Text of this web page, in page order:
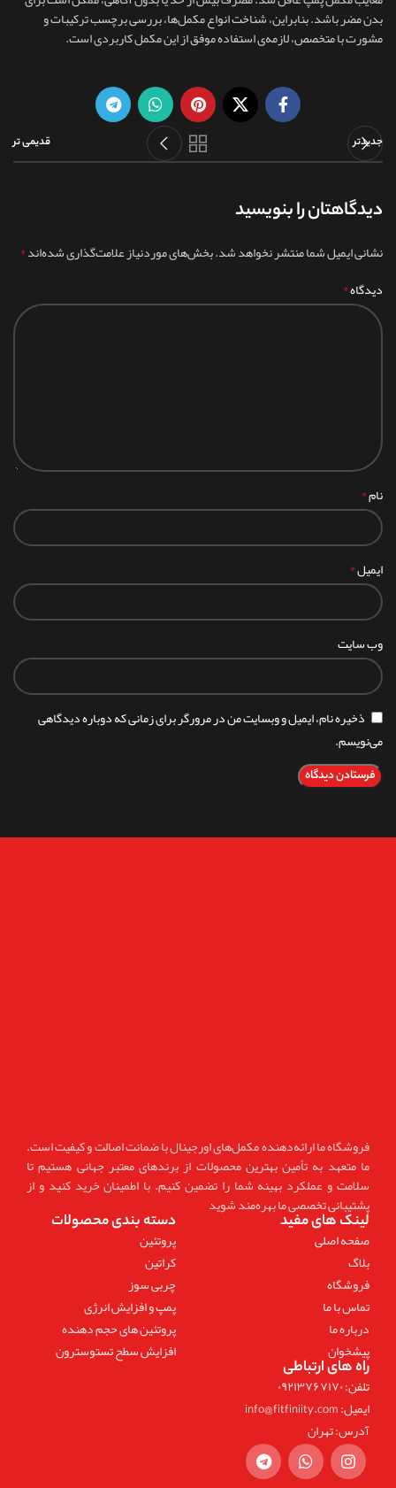
بدن مضر باشد. بنابراین، شناخت انواع مکمل‌ها، بررسی برچسب ترکیبات و
مشورت با متخصص، لازمه‌ی استفاده موفق از این مکمل کاربردی است.
جدیدتر قدیمی تر
دیدگاهتان را بنویسید
نشانی ایمیل شما منتشر نخواهد شد.بخش‌های موردنیاز علامت‌گذاری شده‌اند*
دیدگاه*
نام*
ایمیل*
وب‌ سایت
ذخیره نام، ایمیل و وبسایت من در مرورگر برای زمانی که دوباره دیدگاهی
می‌نویسم.
فروشگاه ما ارائه‌دهنده مکمل‌های اورجینال با ضمانت اصالت و کیفیت است.
ما متعهد به تأمین بهترین محصولات از برندهای معتبر جهانی هستیم تا
سلامت و عملکرد بهینه شما را تضمین کنیم. با اطمینان خرید کنید و از
پشتیبانی تخصصی ما بهره‌مند شوید
لینک های مفید
صفحه اصلی
بلاگ
فروشگاه
تماس با ما
درباره ما
پیشخوان
دسته بندی محصولات
پروتئین
کراتین
چربی سوز
پمپ و افزایش انرژی
پروتئین های حجم دهنده
افزایش سطح تستوسترون
راه های ارتباطی
تلفن: ۰۹۲۱۳۷۶۷۱۷۰
ایمیل: info@fitfiniity.com
آدرس: تهران